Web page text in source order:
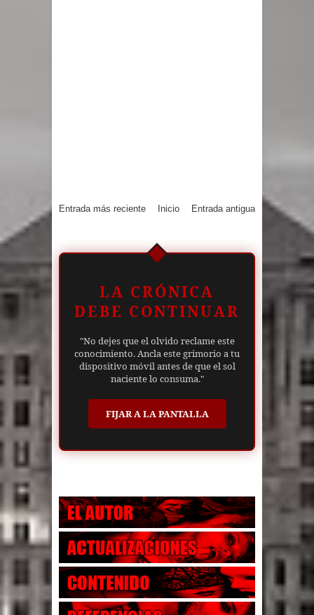
Entrada más reciente Entrada antigua
Inicio
LA CRÓNICA
DEBE CONTINUAR
"No dejes que el olvido reclame este
conocimiento. Ancla este grimorio a tu
dispositivo móvil antes de que el sol
naciente lo consuma."
FIJAR A LA PANTALLA